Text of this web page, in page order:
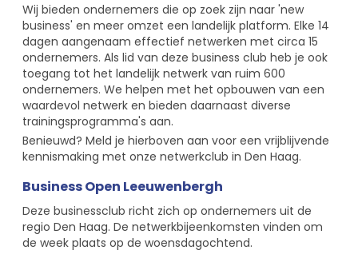
Wij bieden ondernemers die op zoek zijn naar 'new
business' en meer omzet een landelijk platform. Elke 14
dagen aangenaam effectief netwerken met circa 15
ondernemers. Als lid van deze business club heb je ook
toegang tot het landelijk netwerk van ruim 600
ondernemers. We helpen met het opbouwen van een
waardevol netwerk en bieden daarnaast diverse
trainingsprogramma's aan.
Benieuwd? Meld je hierboven aan voor een vrijblijvende
kennismaking met onze netwerkclub in Den Haag.
Business Open Leeuwenbergh
Deze businessclub richt zich op ondernemers uit de
regio Den Haag. De netwerkbijeenkomsten vinden om
de week plaats op de woensdagochtend.